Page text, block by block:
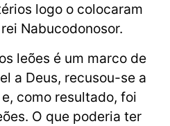
logo o colocaram
Nabucodonosor.
leões é um marco de
a Deus, recusou-se a
como resultado, foi
O que poderia ter